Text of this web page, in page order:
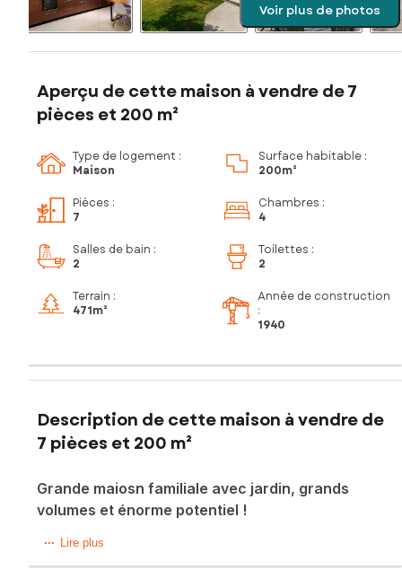
Voir plus de photos
Aperçu de cette maison à vendre de 7
pièces et 200 m²
Type de logement :
Maison
Surface habitable :
200m²
Pièces :
7
Chambres :
4
Salles de bain :
2
Toilettes :
2
Terrain :
471m²
Année de construction
:
1940
Description de cette maison à vendre de
7 pièces et 200 m²
Grande maiosn familiale avec jardin, grands
volumes et énorme potentiel !
Et si votre prochain projet de vie commençait ici ?
Lire plus